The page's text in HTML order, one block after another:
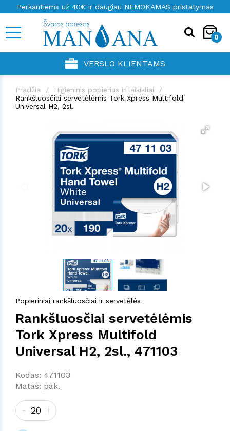
Perkantiems už 40€ ir daugiau NEMOKAMAS pristatymas
0
VERSLO KLIENTAMS
Pradžia
Higieninis popierius ir laikikliai
Rankšluosčiai servetėlėmis Tork Xpress Multifold
Universal H2, 2sl.
Popieriniai rankšluosčiai ir servetėlės
Rankšluosčiai servetėlėmis
Tork Xpress Multifold
Universal H2, 2sl., 471103
Kodas: 471103
Matas: pak.
- +